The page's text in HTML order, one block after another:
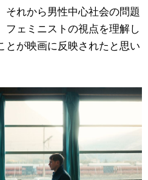
れから男性中心社会の問題
フェミニストの視点を理解し
とが映画に反映されたと思い